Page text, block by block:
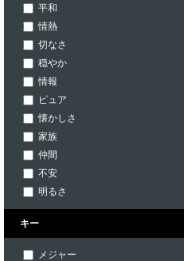
平和
情熱
切なさ
穏やか
情報
ピュア
懐かしさ
家族
仲間
不安
明るさ
キー
メジャー